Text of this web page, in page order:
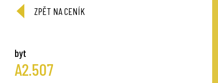
ZPĚT NA CENÍK
byt
A2.507